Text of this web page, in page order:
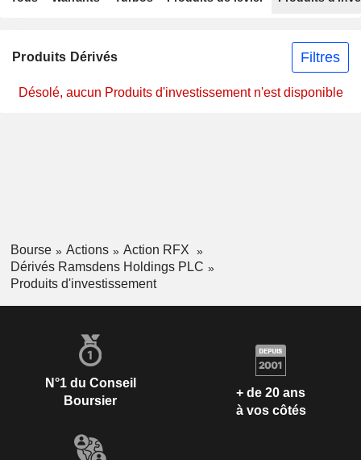
Produits Dérivés Filtres
Désolé, aucun Produits d'investissement n'est disponible
Bourse Actions
Action RFX
Dérivés Ramsdens Holdings PLC
Produits d'investissement
N°1 du Conseil
Boursier
+ de 20 ans
à vos côtés